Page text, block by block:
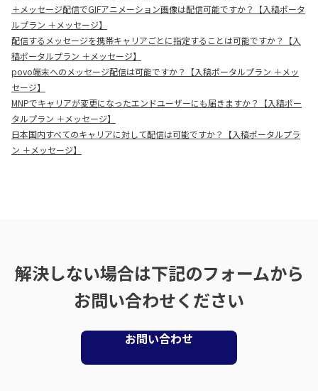
＋メッセージ配信でGIFアニメーション画像は配信可能ですか？【入稿ポータ
ルプラン ＋メッセージ】
配信するメッセージを携帯キャリアごとに指定することは可能ですか？【入
稿ポータルプラン ＋メッセージ】
povo端末へのメッセージ配信は可能ですか？【入稿ポータルプラン ＋メッ
セージ】
MNPでキャリアが変更になったエンドユーザーにも届きますか？【入稿ポー
タルプラン ＋メッセージ】
日本国内すべてのキャリアに対して配信は可能ですか？【入稿ポータルプラ
ン ＋メッセージ】
解決しない場合は下記のフォームから
お問い合わせください
お問い合わせ